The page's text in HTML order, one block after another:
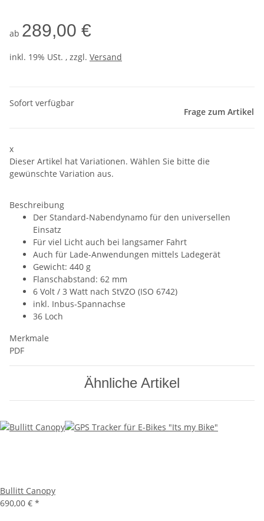
ab 289,00 €
inkl. 19% USt. , zzgl. Versand
Sofort verfügbar
Frage zum Artikel
x
Dieser Artikel hat Variationen. Wählen Sie bitte die
gewünschte Variation aus.
Beschreibung
Der Standard-Nabendynamo für den universellen
Einsatz
Für viel Licht auch bei langsamer Fahrt
Auch für Lade-Anwendungen mittels Ladegerät
Gewicht: 440 g
Flanschabstand: 62 mm
6 Volt / 3 Watt nach StVZO (ISO 6742)
inkl. Inbus-Spannachse
36 Loch
Merkmale
PDF
Ähnliche Artikel
Bullitt Canopy
690,00 € *